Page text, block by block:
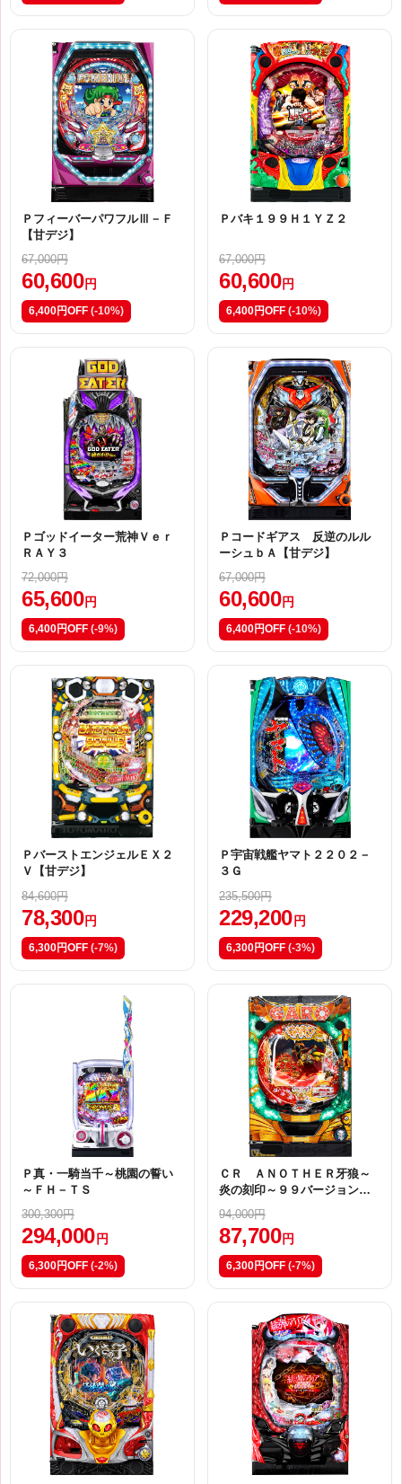
ＰフィーバーパワフルⅢ－Ｆ
【甘デジ】
67,000円
60,600 円
6,400円OFF (-10%)
Ｐバキ１９９Ｈ１ＹＺ２
67,000円
60,600 円
6,400円OFF (-10%)
Ｐゴッドイーター荒神Ｖｅｒ
ＲＡＹ３
72,000円
65,600 円
6,400円OFF (-9%)
Ｐコードギアス 反逆のルル
ーシュｂＡ【甘デジ】
67,000円
60,600 円
6,400円OFF (-10%)
ＰバーストエンジェルＥＸ２
Ｖ【甘デジ】
84,600円
78,300 円
6,300円OFF (-7%)
Ｐ宇宙戦艦ヤマト２２０２－
３Ｇ
235,500円
229,200 円
6,300円OFF (-3%)
Ｐ真・一騎当千～桃園の誓い
～ＦＨ－ＴＳ
300,300円
294,000 円
6,300円OFF (-2%)
ＣＲ ＡＮＯＴＨＥＲ牙狼～
炎の刻印～９９バージョン
94,000円
87,700 円
6,300円OFF (-7%)